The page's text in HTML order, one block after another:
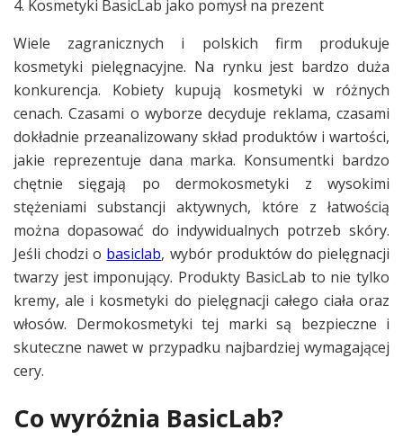
4. Kosmetyki BasicLab jako pomysł na prezent
Wiele zagranicznych i polskich firm produkuje
kosmetyki pielęgnacyjne. Na rynku jest bardzo duża
konkurencja. Kobiety kupują kosmetyki w różnych
cenach. Czasami o wyborze decyduje reklama, czasami
dokładnie przeanalizowany skład produktów i wartości,
jakie reprezentuje dana marka. Konsumentki bardzo
chętnie sięgają po dermokosmetyki z wysokimi
stężeniami substancji aktywnych, które z łatwością
można dopasować do indywidualnych potrzeb skóry.
Jeśli chodzi o basiclab, wybór produktów do pielęgnacji
twarzy jest imponujący. Produkty BasicLab to nie tylko
kremy, ale i kosmetyki do pielęgnacji całego ciała oraz
włosów. Dermokosmetyki tej marki są bezpieczne i
skuteczne nawet w przypadku najbardziej wymagającej
cery.
Co wyróżnia BasicLab?